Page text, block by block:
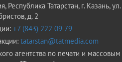
Республика Татарстан, г. Казань, ул.
д. 2
+7 (843) 222 09 79
tatarstan@tatmedia.com
агентства по печати и массовым